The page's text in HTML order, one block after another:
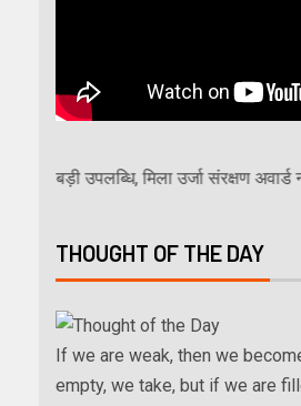
उर्जा संरक्षण अवार्ड नागपुर में 13वें
THOUGHT OF THE DAY
If we are weak, then we
empty, we take, but if we are